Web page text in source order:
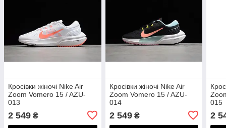
Кросівки жіночі Nike Air
Zoom Vomero 15 / AZU-
013
2 549 ₴
Кросівки жіночі Nike Air
Zoom Vomero 15 / AZU-
014
2 549₴
015
2